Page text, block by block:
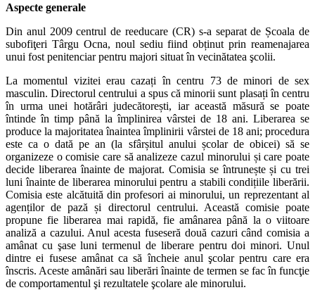
Aspecte generale
Din anul 2009 centrul de reeducare (CR) s-a separat de Școala de
subofiţeri Târgu Ocna, noul sediu fiind obținut prin reamenajarea
unui fost penitenciar pentru majori situat în vecinătatea şcolii.
La momentul vizitei erau cazați în centru 73 de minori de sex
masculin. Directorul centrului a spus că minorii sunt plasați în centru
în urma unei hotărâri judecătorești, iar această măsură se poate
întinde în timp până la împlinirea vârstei de 18 ani. Liberarea se
produce la majoritatea înaintea împlinirii vârstei de 18 ani; procedura
este ca o dată pe an (la sfârșitul anului școlar de obicei) să se
organizeze o comisie care să analizeze cazul minorului și care poate
decide liberarea înainte de majorat. Comisia se întrunește și cu trei
luni înainte de liberarea minorului pentru a stabili condițiile liberării.
Comisia este alcătuită din profesori ai minorului, un reprezentant al
agenților de pază și directorul centrului. Această comisie poate
propune fie liberarea mai rapidă, fie amânarea până la o viitoare
analiză a cazului. Anul acesta fuseseră două cazuri când comisia a
amânat cu şase luni termenul de liberare pentru doi minori. Unul
dintre ei fusese amânat ca să încheie anul şcolar pentru care era
înscris. Aceste amânări sau liberări înainte de termen se fac în funcţie
de comportamentul şi rezultatele şcolare ale minorului.